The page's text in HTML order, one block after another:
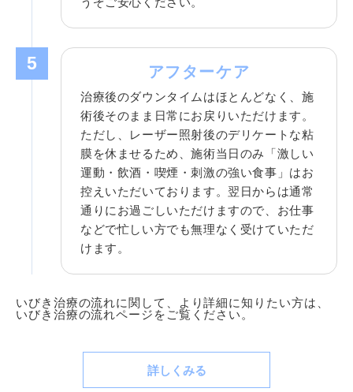
5 アフターケア
治療後のダウンタイムはほとんどなく、施
術後そのまま日常にお戻りいただけます。
ただし、レーザー照射後のデリケートな粘
膜を休ませるため、施術当日のみ「激しい
運動・飲酒・喫煙・刺激の強い食事」はお
控えいただいております。翌日からは通常
通りにお過ごしいただけますので、お仕事
などで忙しい方でも無理なく受けていただ
けます。
いびき治療の流れに関して、より詳細に知りたい方は、
いびき治療の流れページをご覧ください。
詳しくみる